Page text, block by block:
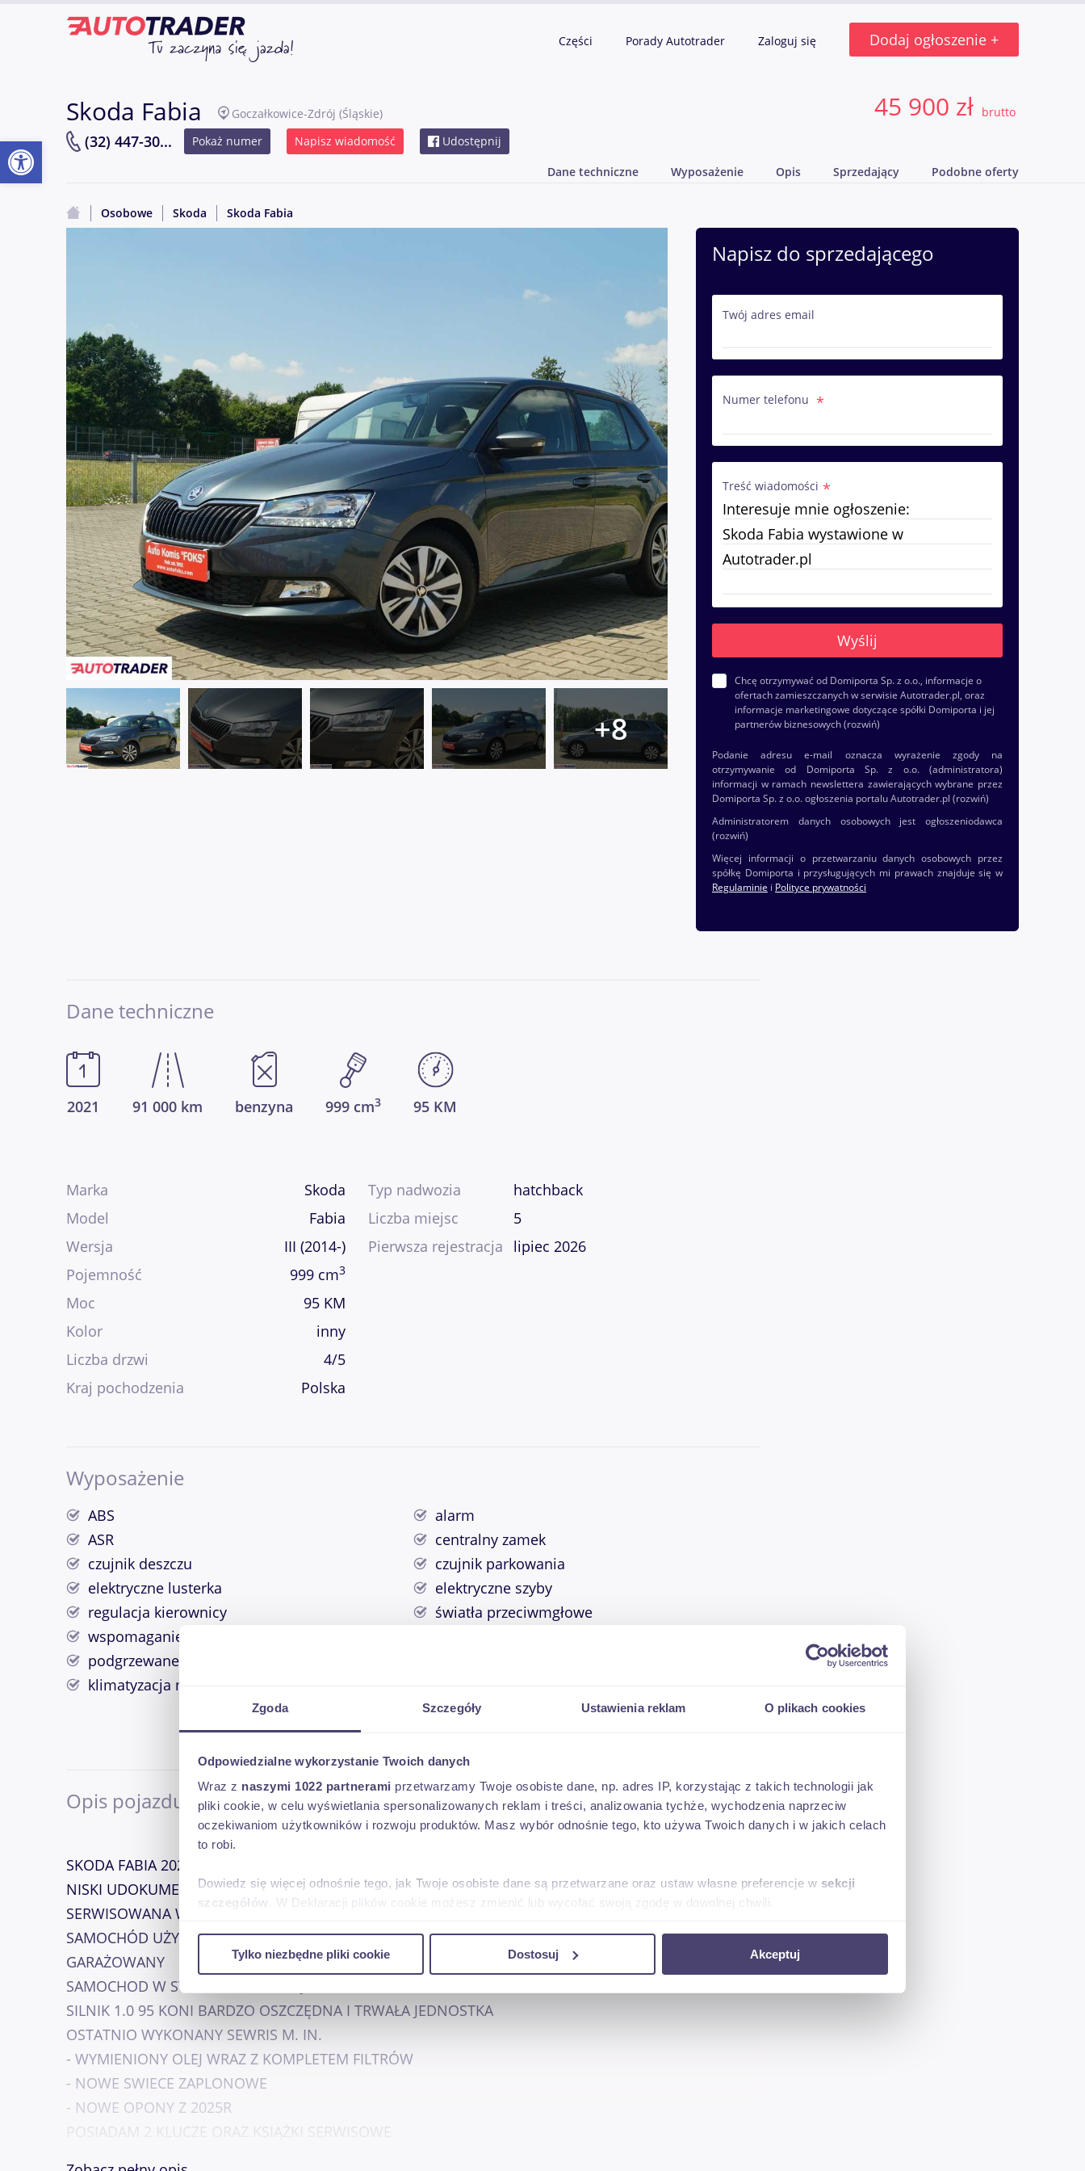
Zgoda Szczegóły Ustawienia reklam O plikach cookies
Odpowiedzialne wykorzystanie Twoich danych
Wraz z naszymi 1022 partnerami przetwarzamy Twoje osobiste dane, np. adres IP, korzystając z takich technologii jak
pliki cookie, w celu wyświetlania spersonalizowanych reklam i treści, analizowania tychże, wychodzenia naprzeciw
oczekiwaniom użytkowników i rozwoju produktów. Masz wybór odnośnie tego, kto używa Twoich danych i w jakich celach
to robi.
Dowiedz się więcej odnośnie tego, jak Twoje osobiste dane są przetwarzane oraz ustaw własne preferencje w sekcji
szczegółów . W Deklaracji plików cookie możesz zmienić lub wycofać swoją zgodę w dowolnej chwili.
ruch w naszej witrynie. Informacje o tym, jak korzystasz z naszej witryny, udostępniamy partnerom społecznościowym,
Tylko niezbędne pliki cookie Dostosuj Akceptuj
Części Porady Autotrader Zaloguj się Dodaj ogłoszenie +
Skoda Fabia Goczałkowice-Zdrój (Śląskie)
(32) 447-30... Pokaż numer Napisz wiadomość Udostępnij
45 900 zł brutto
Dane techniczne Wyposażenie Opis Sprzedający Podobne oferty
Osobowe Skoda Skoda Fabia
Napisz do sprzedającego
Twój adres email
Numer telefonu
Treść wiadomości
Chcę otrzymywać od Domiporta Sp. z o.o., informacje o
ofertach zamieszczanych w serwisie Autotrader.pl, oraz
informacje marketingowe dotyczące spółki Domiporta i jej
partnerów biznesowych(rozwiń)
Podanie adresu e-mail oznacza wyrażenie zgody na
otrzymywanie od Domiporta Sp. z o.o. (administratora)
informacji w ramach newslettera zawierających wybrane przez
Domiporta Sp. z o.o. ogłoszenia portalu Autotrader.pl (rozwiń)
Administratorem danych osobowych jest ogłoszeniodawca
(rozwiń)
Więcej informacji o przetwarzaniu danych osobowych przez
spółkę Domiporta i przysługujących mi prawach znajduje się w
Regulaminie i Polityce prywatności
Dane techniczne
2021 91 000 km benzyna 999 cm3 95 KM
Marka
Skoda
Model
Fabia
Wersja
III (2014-)
Pojemność
999 cm3
Moc
95 KM
Kolor
inny
Liczba drzwi
4/5
Kraj pochodzenia
Polska
Typ nadwozia
hatchback
Liczba miejsc
5
Pierwsza rejestracja
lipiec 2026
Wyposażenie
ABS
alarm
ASR
centralny zamek
czujnik deszczu
czujnik parkowania
elektryczne lusterka
elektryczne szyby
regulacja kierownicy
światła przeciwmgłowe
wspomaganie kierownicy
podgrzewane lusterka
klimatyzacja manualna
Opis pojazdu
SKODA FABIA 2021R AMBITION SALON POLSKA
NISKI UDOKUMENTOWANY PRZEBEIG
SERWISOWANA W ASO
SAMOCHÓD UŻYTKOWANY PRYWATNIE (NIE FLOTOWY)
GARAŻOWANY
SAMOCHOD W STANIE IDEALNYM, JAK NOWY
SILNIK 1.0 95 KONI BARDZO OSZCZĘDNA I TRWAŁA JEDNOSTKA
OSTATNIO WYKONANY SEWRIS M. IN.
- WYMIENIONY OLEJ WRAZ Z KOMPLETEM FILTRÓW
- NOWE SWIECE ZAPLONOWE
- NOWE OPONY Z 2025R
POSIADAM 2 KLUCZE ORAZ KSIĄŻKI SERWISOWE
Otwórz pasek narzędzi